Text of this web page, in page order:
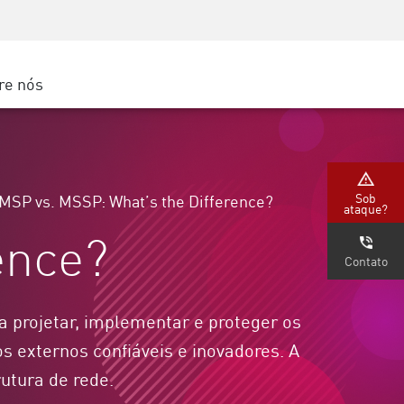
Cloud
nós
MSP vs. MSSP: What’s the Difference?
projetar, implementar e proteger os
externos confiáveis e inovadores. A
de rede.
Sob
ataque?
Contato